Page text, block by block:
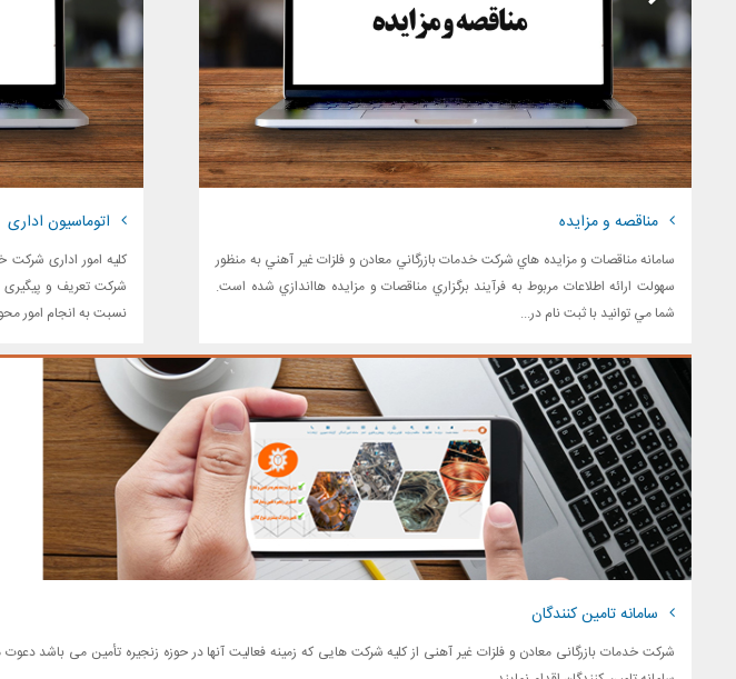
مناقصه و مزایده
سامانه مناقصات و مزايده هاي شركت خدمات بازرگاني معادن و فلزات غير آهني به منظور
سهولت ارائه اطلاعات مربوط به فرآيند برگزاري مناقصات و مزايده هااندازي شده است.
شما مي توانيد با ثبت نام در...
اتوماسیون اداری
کلیه امور اداری شرکت
شرکت تعریف و پیگیری
نسبت به انجام امور
سامانه تامین کنندگان
شرکت خدمات بازرگانی معادن و فلزات غیر آهنی از کلیه شرکت هایی که زمینه فعالیت آنها در حوزه زنجیره تأمین می باشد